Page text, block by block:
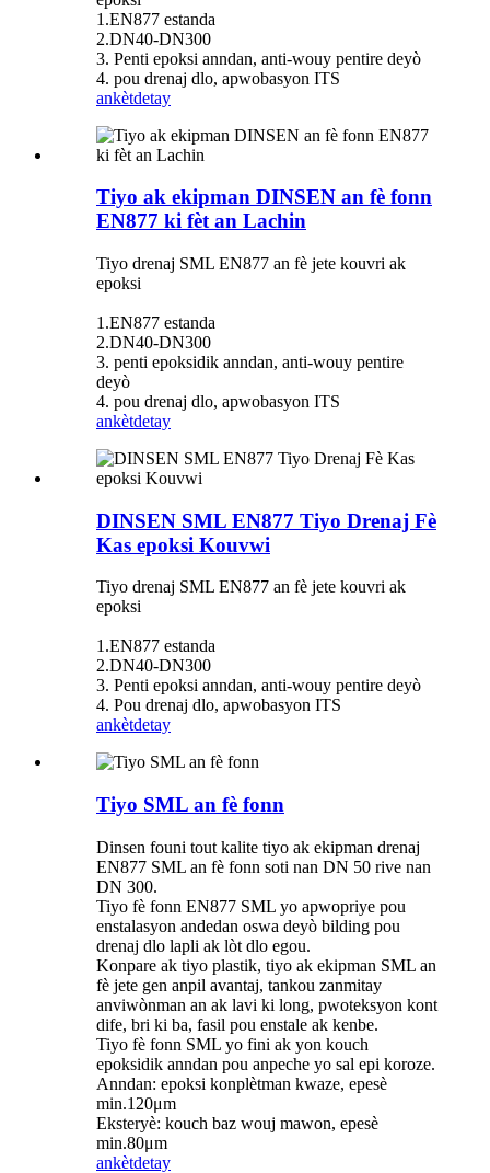
1.EN877 estanda
2.DN40-DN300
3. Penti epoksi anndan, anti-wouy pentire deyò
4. pou drenaj dlo, apwobasyon ITS
ankètdetay
Tiyo ak ekipman DINSEN an fè fonn
EN877 ki fèt an Lachin
Tiyo drenaj SML EN877 an fè jete kouvri ak
epoksi
1.EN877 estanda
2.DN40-DN300
3. penti epoksidik anndan, anti-wouy pentire
deyò
4. pou drenaj dlo, apwobasyon ITS
ankètdetay
DINSEN SML EN877 Tiyo Drenaj Fè
Kas epoksi Kouvwi
Tiyo drenaj SML EN877 an fè jete kouvri ak
epoksi
1.EN877 estanda
2.DN40-DN300
3. Penti epoksi anndan, anti-wouy pentire deyò
4. Pou drenaj dlo, apwobasyon ITS
ankètdetay
Tiyo SML an fè fonn
Dinsen founi tout kalite tiyo ak ekipman drenaj
EN877 SML an fè fonn soti nan DN 50 rive nan
DN 300.
Tiyo fè fonn EN877 SML yo apwopriye pou
enstalasyon andedan oswa deyò bilding pou
drenaj dlo lapli ak lòt dlo egou.
Konpare ak tiyo plastik, tiyo ak ekipman SML an
fè jete gen anpil avantaj, tankou zanmitay
anviwònman an ak lavi ki long, pwoteksyon kont
dife, bri ki ba, fasil pou enstale ak kenbe.
Tiyo fè fonn SML yo fini ak yon kouch
epoksidik anndan pou anpeche yo sal epi koroze.
Anndan: epoksi konplètman kwaze, epesè
min.120μm
Eksteryè: kouch baz wouj mawon, epesè
min.80μm
ankètdetay